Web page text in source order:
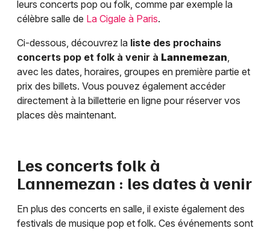
leurs concerts pop ou folk, comme par exemple la
célèbre salle de La Cigale à Paris.
Ci-dessous, découvrez la liste des prochains
concerts pop et folk à venir à Lannemezan,
avec les dates, horaires, groupes en première partie et
prix des billets. Vous pouvez également accéder
directement à la billetterie en ligne pour réserver vos
places dès maintenant.
Les concerts folk à
Lannemezan : les dates à venir
En plus des concerts en salle, il existe également des
festivals de musique pop et folk. Ces événements sont